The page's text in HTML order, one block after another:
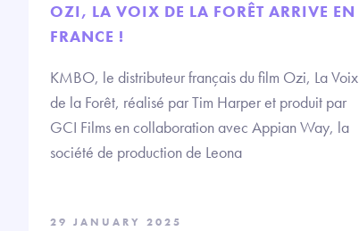
OZI, LA VOIX DE LA FORÊT ARRIVE EN
FRANCE !
KMBO, le distributeur français du film Ozi, La Voix
de la Forêt, réalisé par Tim Harper et produit par
GCI Films en collaboration avec Appian Way, la
société de production de Leona
29 JANUARY 2025